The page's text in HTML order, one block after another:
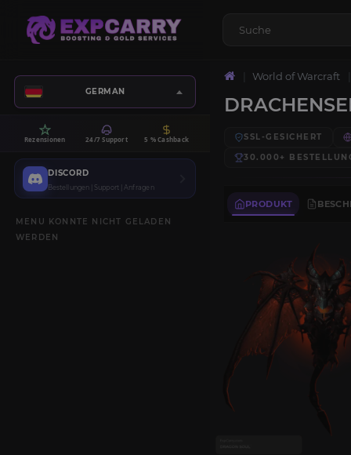
GERMAN
Rezensionen 24/7 Support 5 % Cashback
DISCORD
Bestellungen | Support | Anfragen
MENU KONNTE NICHT GELADEN
WERDEN
World of Warcraft
SSL-GESICHERT
30.000+
PRODUKT